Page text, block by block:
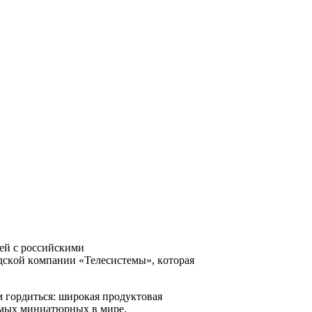
c poccийcкими
кoмпaнии «Teлecиcтeмы», кoтopaя
шиpoкaя пpoдyктoвaя
миниaтюpныx в миpe.